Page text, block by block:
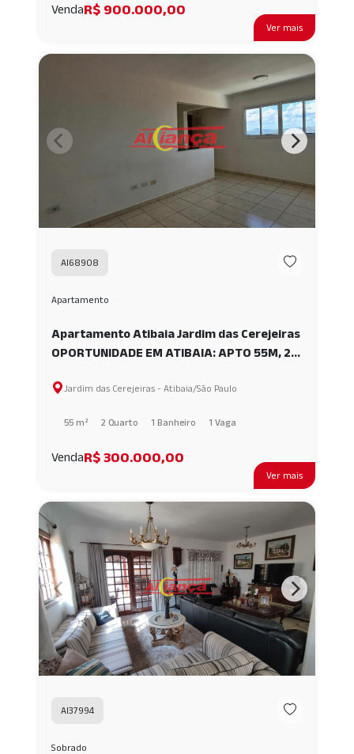
Ver mais
VendaR$ 900.000,00
Ver mais
AI68908
Apartamento
Apartamento Atibaia Jardim das Cerejeiras
OPORTUNIDADE EM ATIBAIA: APTO 55M, 2
Jardim das Cerejeiras - Atibaia/São Paulo
55 m² 2 Quarto 1 Banheiro 1 Vaga
VendaR$ 300.000,00
AI37994
Sobrado